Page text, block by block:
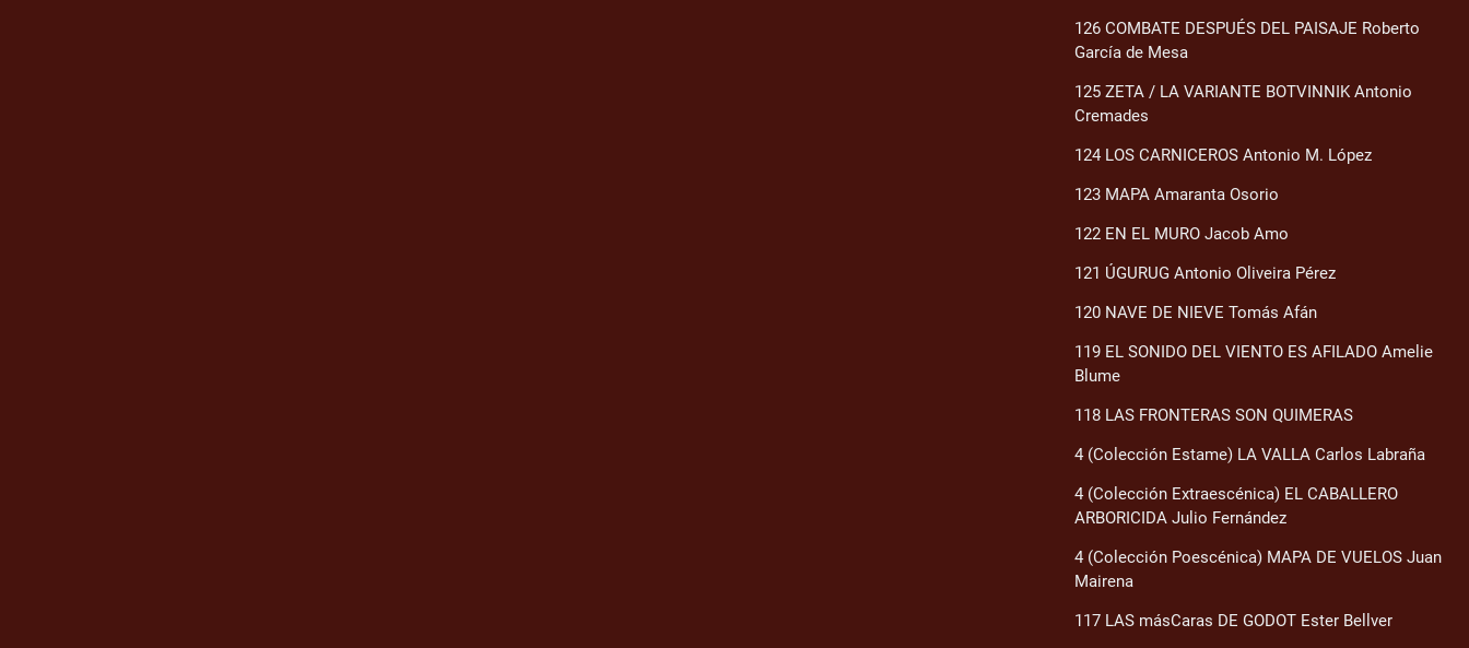
126 COMBATE DESPUÉS DEL PAISAJE Roberto
García de Mesa
125 ZETA / LA VARIANTE BOTVINNIK Antonio
Cremades
124 LOS CARNICEROS Antonio M. López
123 MAPA Amaranta Osorio
122 EN EL MURO Jacob Amo
121 ÚGURUG Antonio Oliveira Pérez
120 NAVE DE NIEVE Tomás Afán
119 EL SONIDO DEL VIENTO ES AFILADO Amelie
Blume
118 LAS FRONTERAS SON QUIMERAS
4 (Colección Estame) LA VALLA Carlos Labraña
4 (Colección Extraescénica) EL CABALLERO
ARBORICIDA Julio Fernández
4 (Colección Poescénica) MAPA DE VUELOS Juan
Mairena
117 LAS másCaras DE GODOT Ester Bellver